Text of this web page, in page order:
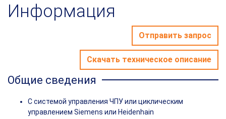
Информация
Отправить запрос
Скачать техническое описание
Общие сведения
С системой управления ЧПУ или циклическим
управлением Siemens или Heidenhain